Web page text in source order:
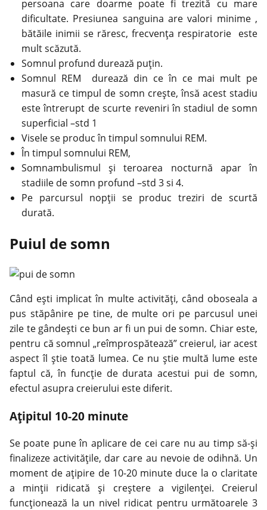
persoana care doarme poate fi trezită cu mare
dificultate. Presiunea sanguina are valori minime ,
bătăile inimii se răresc, frecvența respiratorie este
mult scăzută.
Somnul profund durează puțin.
Somnul REM durează din ce în ce mai mult pe
masură ce timpul de somn crește, însă acest stadiu
este întrerupt de scurte reveniri în stadiul de somn
superficial –std 1
Visele se produc în timpul somnului REM.
În timpul somnului REM,
Somnambulismul și teroarea nocturnă apar în
stadiile de somn profund –std 3 si 4.
Pe parcursul nopții se produc treziri de scurtă
durată.
Puiul de somn
Când ești implicat în multe activități, când oboseala a
pus stăpânire pe tine, de multe ori pe parcusul unei
zile te gândești ce bun ar fi un pui de somn. Chiar este,
pentru că somnul „reîmprospătează” creierul, iar acest
aspect îl știe toată lumea. Ce nu știe multă lume este
faptul că, în funcție de durata acestui pui de somn,
efectul asupra creierului este diferit.
Ațipitul 10-20 minute
Se poate pune în aplicare de cei care nu au timp să-și
finalizeze activitățile, dar care au nevoie de odihnă. Un
moment de ațipire de 10-20 minute duce la o claritate
a minții ridicată și creștere a vigilenței. Creierul
funcționează la un nivel ridicat pentru următoarele 3